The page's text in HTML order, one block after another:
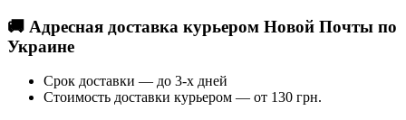
🚚 Адресная доставка курьером Новой Почты по
Украине
Срок доставки — до 3-х дней
Стоимость доставки курьером — от 130 грн.